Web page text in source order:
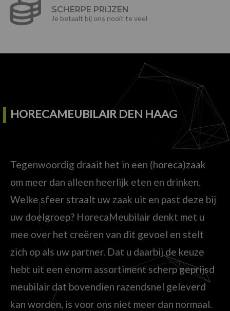
SCHERPE PRIJZEN
Je betaalt bij ons nooit te veel
HORECAMEUBILAIR DEN HAAG
Tegenwoordig draait het in een (horeca)zaak
om meer dan alleen heerlijk eten en drinken.
Welke sfeer straalt uw zaak uit en past deze bij
uw doelgroep? HorecaMeubilair denkt met u
mee over het creëren van dit gevoel en stelt
zich op als uw partner. Dat u daarbij de keuze
hebt uit een enorm assortiment scherp geprijsd
meubilair dat bovendien razendsnel geleverd
kan worden, is voor ons niet meer dan normaal.